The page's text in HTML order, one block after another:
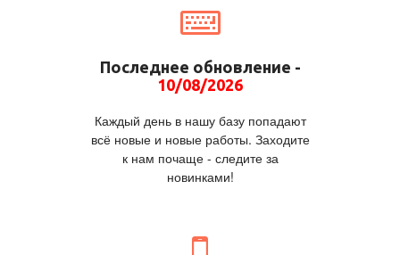
Последнее обновление -
10/08/2026
Каждый день в нашу базу попадают
всё новые и новые работы. Заходите
к нам почаще - следите за
новинками!